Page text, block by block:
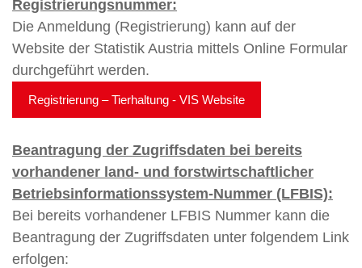
Registrierungsnummer:
Die Anmeldung (Registrierung) kann auf der
Website der Statistik Austria mittels Online Formular
durchgeführt werden.
Registrierung – Tierhaltung - VIS Website
Beantragung der Zugriffsdaten bei bereits
vorhandener land- und forstwirtschaftlicher
Betriebsinformationssystem-Nummer (LFBIS):
Bei bereits vorhandener LFBIS Nummer kann die
Beantragung der Zugriffsdaten unter folgendem Link
erfolgen: